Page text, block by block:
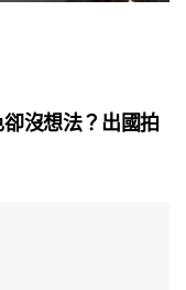
沒想法？出國拍